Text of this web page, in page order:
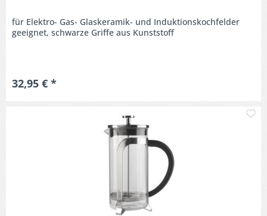
für Elektro- Gas- Glaskeramik- und Induktionskochfelder
geeignet, schwarze Griffe aus Kunststoff
32,95 € *